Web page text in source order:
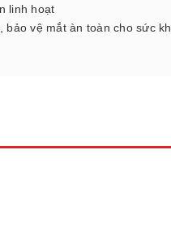
linh hoạt
bảo vệ mắt àn toàn cho sức